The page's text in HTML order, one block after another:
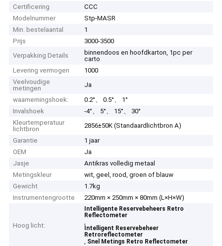
Certificering
CCC
Modelnummer
Stp-MASR
Min. bestelaantal
1
Prijs
3000-3500
Verpakking Details
binnendoos en hoofdkarton, 1pc per
carto
Levering vermogen
1000
Veelvoudige
metingen
Ja
waarnemingshoek:
0.2°、 0.5°、 1°
Invalshoek
-4°、 5°、 15°、 30°
Kleurtemperatuur
lichtbron
2856±50K (Standaardlichtbron A)
Garantie
1 jaar
OEM
Ja
Jasje
Antikras volledig metaal
Metingskleur
wit, geel, rood, groen of blauw
Gewicht
1.7kg
Instrumentengrootte
220mm × 250mm × 80mm (L×H×W)
Hoog licht:
Intelligente Reservebeheers Retro
Reflectometer
,
Intelligent Reservebeheer
Retroreflectometer
, Snel Metings Retro Reflectometer